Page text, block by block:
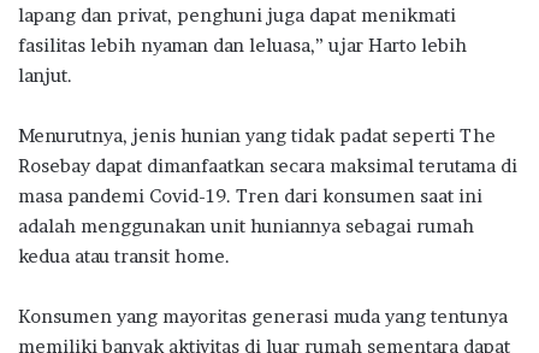
lapang dan privat, penghuni juga dapat menikmati
fasilitas lebih nyaman dan leluasa,” ujar Harto lebih
lanjut.
Menurutnya, jenis hunian yang tidak padat seperti The
Rosebay dapat dimanfaatkan secara maksimal terutama di
masa pandemi Covid-19. Tren dari konsumen saat ini
adalah menggunakan unit huniannya sebagai rumah
kedua atau transit home.
Konsumen yang mayoritas generasi muda yang tentunya
memiliki banyak aktivitas di luar rumah sementara dapat